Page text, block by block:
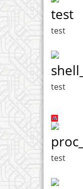
test
test
test
test